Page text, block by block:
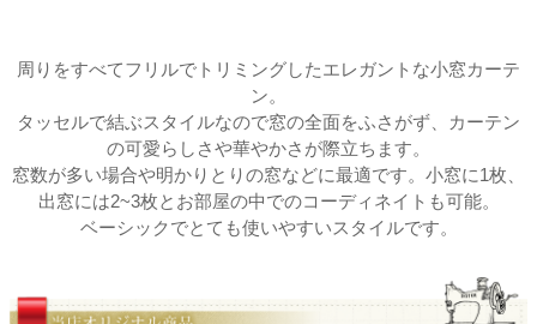
周りをすべてフリルでトリミングしたエレガントな小窓カーテ
ン。
タッセルで結ぶスタイルなので窓の全面をふさがず、カーテン
の可愛らしさや華やかさが際立ちます。
窓数が多い場合や明かりとりの窓などに最適です。小窓に1枚、
出窓には2~3枚とお部屋の中でのコーディネイトも可能。
ベーシックでとても使いやすいスタイルです。